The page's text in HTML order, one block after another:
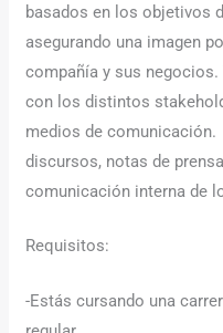
basados en los objetivos
asegurando una imagen
compañía y sus
con los distintos
medios de
discursos, notas de
comunicación interna de
Requisitos:
-Estás cursando una